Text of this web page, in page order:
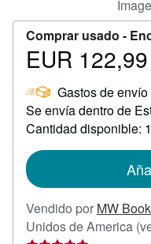
Comprar usado -
Precio
122,99
EUR 122,99
Gastos de
Se envía dentro de
Cantidad disponible:
Vendido por MW
Unidos de America